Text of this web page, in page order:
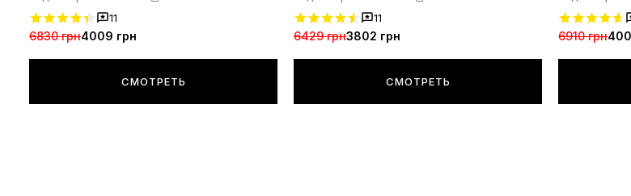
11
6830 грн4009 грн
СМОТРЕТЬ
11
6429 грн3802 грн
СМОТРЕТЬ
6910 грн